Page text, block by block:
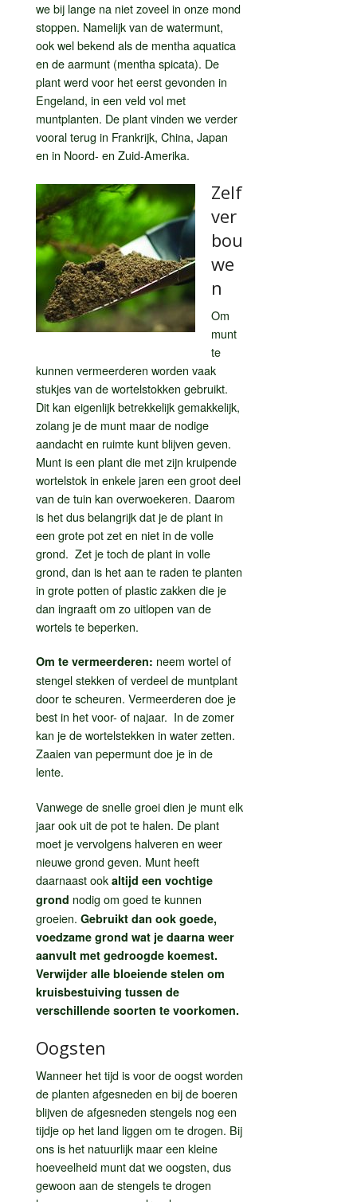
we bij lange na niet zoveel in onze mond
stoppen. Namelijk van de watermunt,
ook wel bekend als de mentha aquatica
en de aarmunt (mentha spicata). De
plant werd voor het eerst gevonden in
Engeland, in een veld vol met
muntplanten. De plant vinden we verder
vooral terug in Frankrijk, China, Japan
en in Noord- en Zuid-Amerika.
Zelf
ver
bou
we
n
Om
munt
te
kunnen vermeerderen worden vaak
stukjes van de wortelstokken gebruikt.
Dit kan eigenlijk betrekkelijk gemakkelijk,
zolang je de munt maar de nodige
aandacht en ruimte kunt blijven geven.
Munt is een plant die met zijn kruipende
wortelstok in enkele jaren een groot deel
van de tuin kan overwoekeren. Daarom
is het dus belangrijk dat je de plant in
een grote pot zet en niet in de volle
grond. Zet je toch de plant in volle
grond, dan is het aan te raden te planten
in grote potten of plastic zakken die je
dan ingraaft om zo uitlopen van de
wortels te beperken.
Om te vermeerderen: neem wortel of
stengel stekken of verdeel de muntplant
door te scheuren. Vermeerderen doe je
best in het voor- of najaar. In de zomer
kan je de wortelstekken in water zetten.
Zaaien van pepermunt doe je in de
lente.
Vanwege de snelle groei dien je munt elk
jaar ook uit de pot te halen. De plant
moet je vervolgens halveren en weer
nieuwe grond geven. Munt heeft
daarnaast ook altijd een vochtige
grond nodig om goed te kunnen
groeien. Gebruikt dan ook goede,
voedzame grond wat je daarna weer
aanvult met gedroogde koemest.
Verwijder alle bloeiende stelen om
kruisbestuiving tussen de
verschillende soorten te voorkomen.
Oogsten
Wanneer het tijd is voor de oogst worden
de planten afgesneden en bij de boeren
blijven de afgesneden stengels nog een
tijdje op het land liggen om te drogen. Bij
ons is het natuurlijk maar een kleine
hoeveelheid munt dat we oogsten, dus
gewoon aan de stengels te drogen